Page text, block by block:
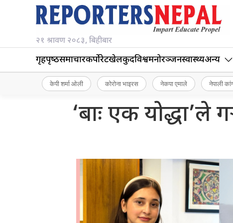
२१ श्रावण २०८३, बिहीबार
गृहपृष्‍ठसमाचारकर्पोरेटखेलकुदविश्वमनोरञ्जनस्वास्थ्यअन्य
केपी शर्मा ओली कोरोना भाइरस नेकपा एमाले नेपाली
‘बाः एक योद्धा’ले